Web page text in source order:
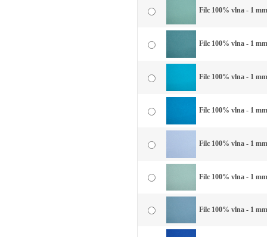
Filc 100% vlna - 1
Filc 100% vlna - 1
Filc 100% vlna - 1
Filc 100% vlna - 1
Filc 100% vlna - 1
Filc 100% vlna - 1
Filc 100% vlna - 1